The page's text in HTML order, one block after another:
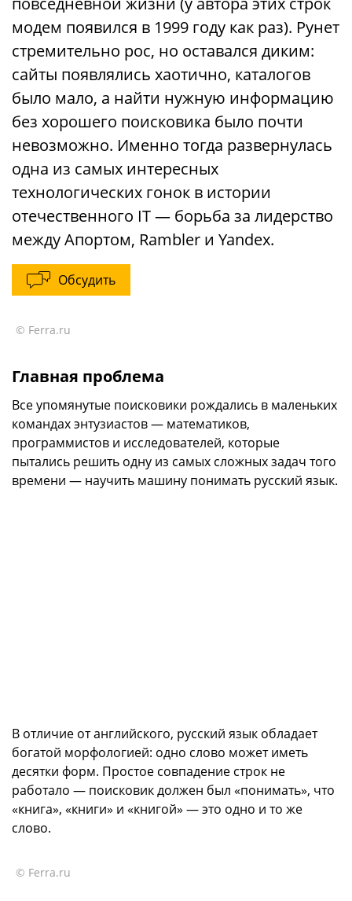
модем появился в 1999 году как раз). Рунет
стремительно рос, но оставался диким:
сайты появлялись хаотично, каталогов
было мало, а найти нужную информацию
без хорошего поисковика было почти
невозможно. Именно тогда развернулась
одна из самых интересных
технологических гонок в истории
отечественного IT — борьба за лидерство
между Апортом, Rambler и Yandex.
Обсудить
© Ferra.ru
Главная проблема
Все упомянутые поисковики рождались в маленьких
командах энтузиастов — математиков,
программистов и исследователей, которые
пытались решить одну из самых сложных задач того
времени — научить машину понимать русский язык.
В отличие от английского, русский язык обладает
богатой морфологией: одно слово может иметь
десятки форм. Простое совпадение строк не
работало — поисковик должен был «понимать», что
«книга», «книги» и «книгой» — это одно и то же
слово.
© Ferra.ru